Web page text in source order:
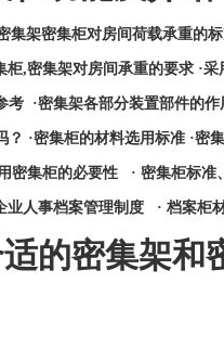
集架密集柜对房间荷载承重的
柜,密集架对房间承重的要求·采
考 ·密集架各部分装置部件的作
？ ·密集柜的材料选用标准 ·密
密集柜的必要性 · 密集柜标准
业人事档案管理制度 · 档案柜
的密集架和